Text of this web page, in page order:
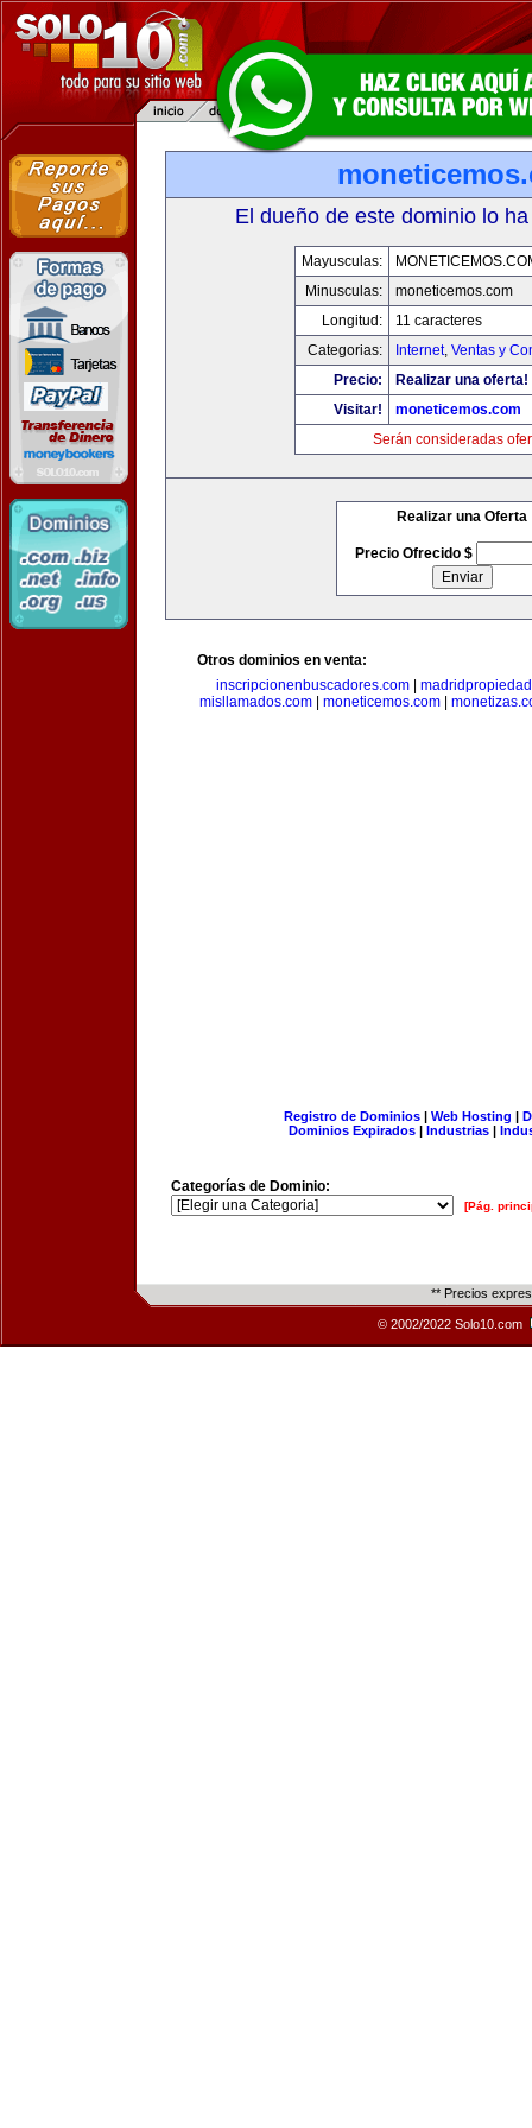
El dueño de este dominio lo
Mayusculas:
Minusculas:
moneticemos.com
Longitud:
11 caracteres
Categorias:
Internet, Ventas y
Precio:
Realizar una oferta!
Visitar!
moneticemos.com
Serán consideradas
Realizar una Oferta
Precio Ofrecido $
Otros dominios en venta:
inscripcionenbuscadores.com|
misllamados.com| moneticemos.com|
Registro de Dominios| Web Hosting |
Dominios Expirados | Industrias |
Categorías de Dominio:
[Pág.
** Precios
© 2002/2022 Solo10.com